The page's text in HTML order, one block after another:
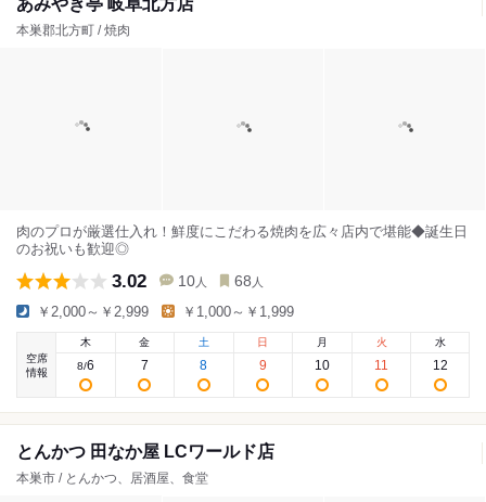
あみやき亭 岐阜北方店
本巣郡北方町 / 焼肉
肉のプロが厳選仕入れ！鮮度にこだわる焼肉を広々店内で堪能◆誕生日
のお祝いも歓迎◎
3.02 10 人 68 人
￥2,000～￥2,999 ￥1,000～￥1,999
空席
情報
木
8/6
金
7
土
8
日
9
月
10
火
11
水
12
とんかつ 田なか屋 LCワールド店
本巣市 / とんかつ、居酒屋、食堂